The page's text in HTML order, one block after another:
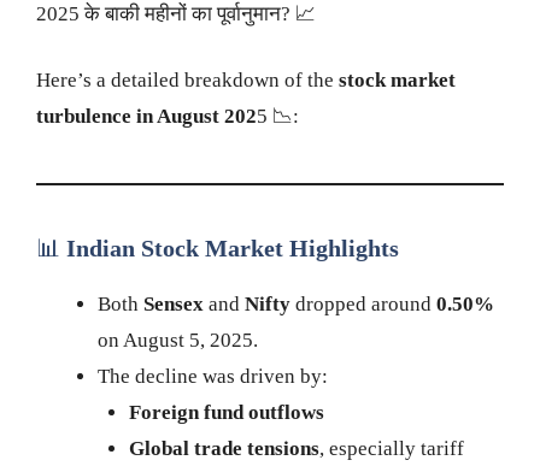
2025 के बाकी महीनों का पूर्वानुमान? 📈
Here’s a detailed breakdown of the stock market
turbulence in August 2025 📉:
📊 Indian Stock Market Highlights
Both Sensex and Nifty dropped around 0.50%
on August 5, 2025.
The decline was driven by:
Foreign fund outflows
Global trade tensions, especially tariff